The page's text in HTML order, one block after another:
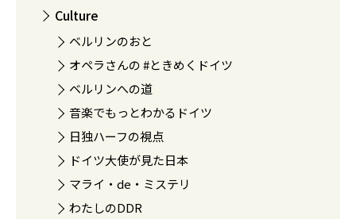
Culture
ベルリンのおと
オペラさんの #ときめくドイツ
ベルリンへの道
音楽でもっとわかるドイツ
日独ハーフの視点
ドイツ大使が見た日本
マライ・de・ミステリ
わたしのDDR